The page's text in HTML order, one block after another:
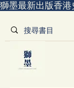
獅墨最新出版香